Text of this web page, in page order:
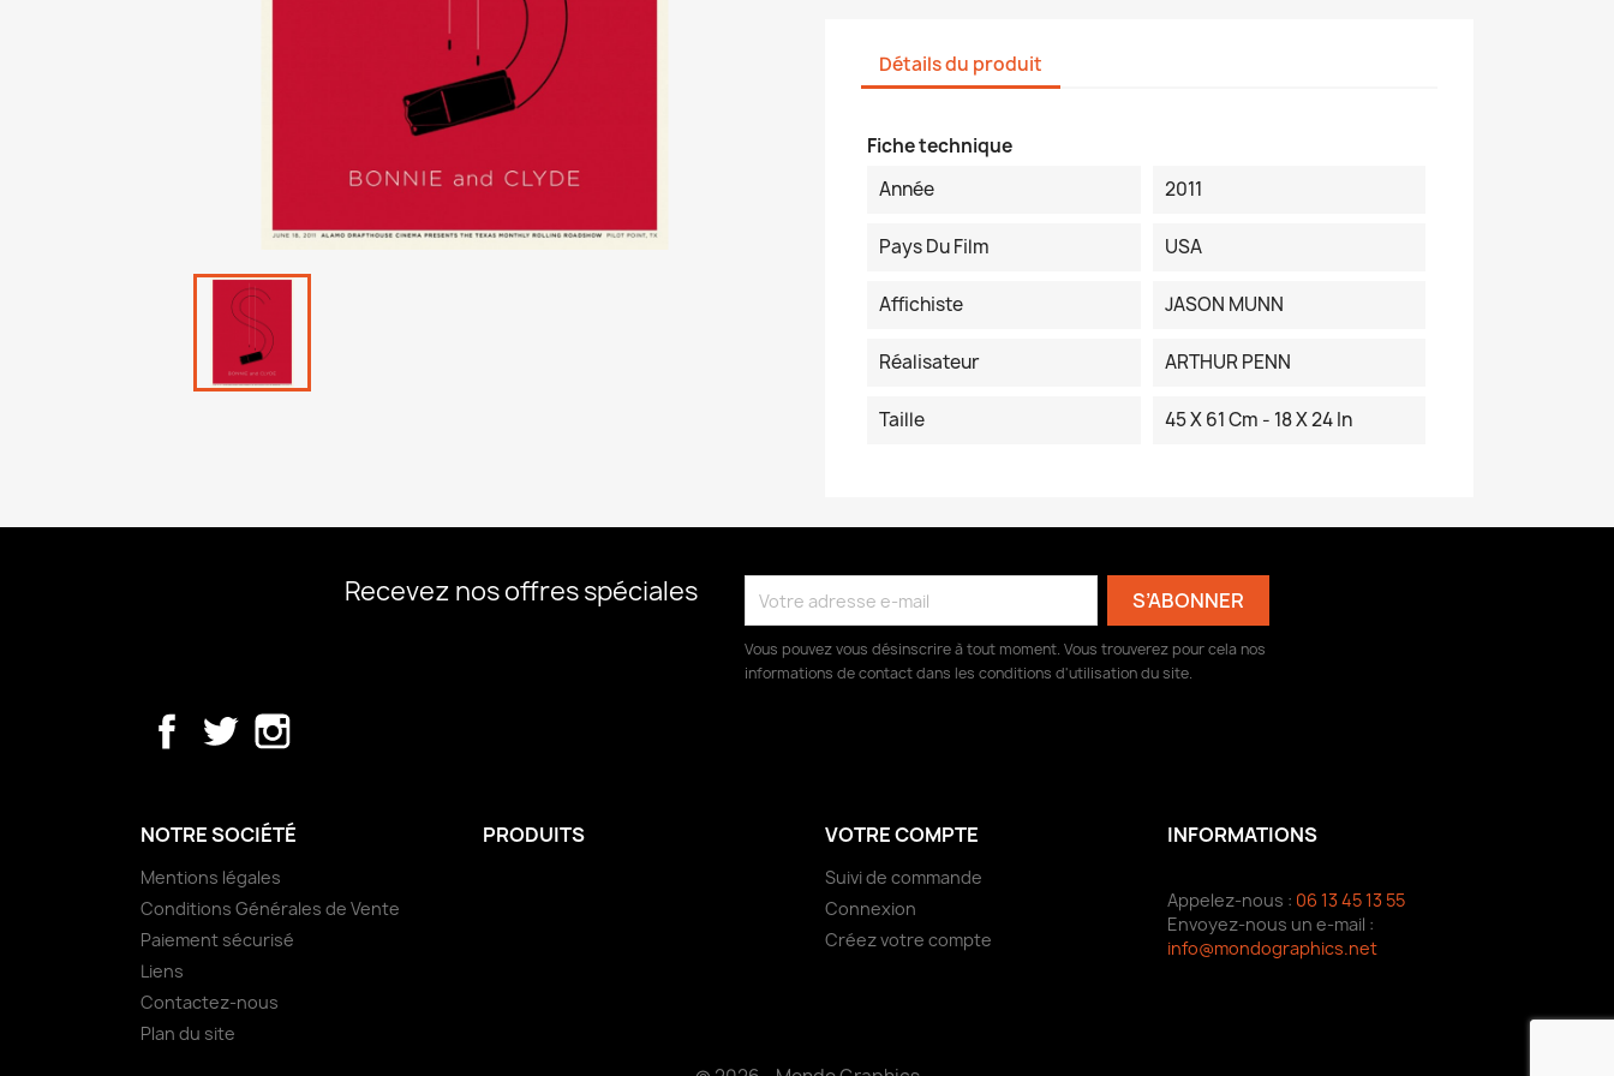
Détails du produit
Fiche technique
Année
2011
Pays Du Film USA
Affichiste JASON MUNN
Réalisateur ARTHUR PENN
Taille 45 X 61 Cm - 18 X 24 In
Recevez nos offres spéciales
Vous pouvez vous désinscrire à tout moment. Vous trouverez pour cela nos
informations de contact dans les conditions d'utilisation du site.
Facebook
Twitter
NOTRE SOCIÉTÉ
Mentions légales
Conditions Générales de Vente
Paiement sécurisé
Liens
Contactez-nous
Plan du site
PRODUITS VOTRE COMPTE
Suivi de commande
Connexion
Créez votre compte
INFORMATIONS
Appelez-nous : 06 13 45 13 55
Envoyez-nous un e-mail :
info@mondographics.net